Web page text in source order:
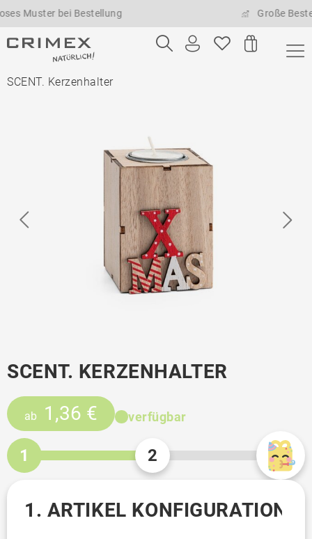
bei Bestellung Große
SCENT. Kerzenhalter
SCENT. KERZENHALTER
ab 1,36 € verfügbar
1 2
1. ARTIKEL KONFIGURATION